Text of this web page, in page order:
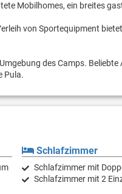
Mobilhomes, ein breites
von Sportequipment
des Camps.
Pula.
Schlafzimmer
Schlafzimmer mit
Schlafzimmer mit 2